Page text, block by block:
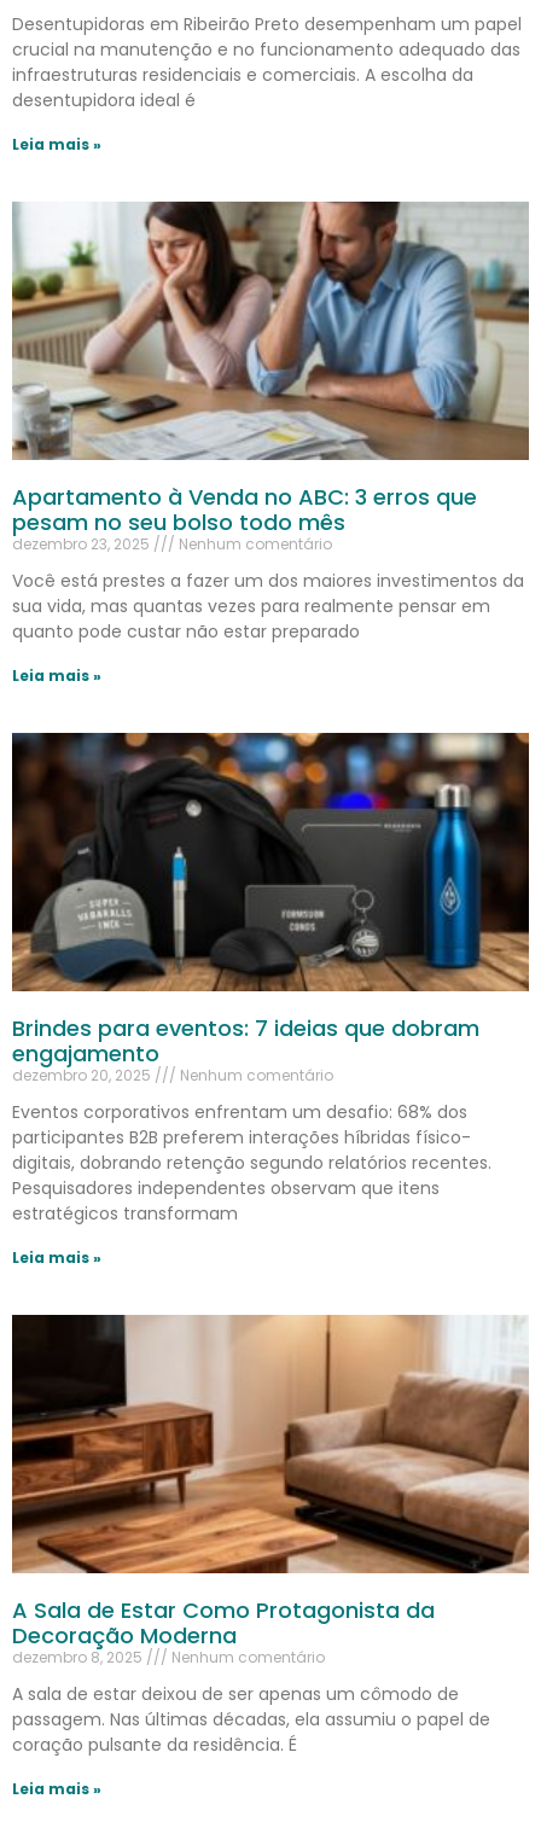
Desentupidoras em Ribeirão Preto desempenham um papel
crucial na manutenção e no funcionamento adequado das
infraestruturas residenciais e comerciais. A escolha da
desentupidora ideal é
Leia mais »
Apartamento à Venda no ABC: 3 erros que
pesam no seu bolso todo mês
dezembro 23, 2025 Nenhum comentário
Você está prestes a fazer um dos maiores investimentos da
sua vida, mas quantas vezes para realmente pensar em
quanto pode custar não estar preparado
Leia mais »
Brindes para eventos: 7 ideias que dobram
engajamento
dezembro 20, 2025 Nenhum comentário
Eventos corporativos enfrentam um desafio: 68% dos
participantes B2B preferem interações híbridas físico-
digitais, dobrando retenção segundo relatórios recentes.
Pesquisadores independentes observam que itens
estratégicos transformam
Leia mais »
A Sala de Estar Como Protagonista da
Decoração Moderna
dezembro 8, 2025 Nenhum comentário
A sala de estar deixou de ser apenas um cômodo de
passagem. Nas últimas décadas, ela assumiu o papel de
coração pulsante da residência. É
Leia mais »